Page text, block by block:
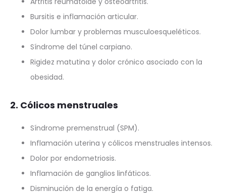
Bursitis e inflamación articular.
Dolor lumbar y problemas musculoesqueléticos.
Síndrome del túnel carpiano.
Rigidez matutina y dolor crónico asociado con la
obesidad.
2. Cólicos menstruales
Síndrome premenstrual (SPM).
Inflamación uterina y cólicos menstruales intensos.
Dolor por endometriosis.
Inflamación de ganglios linfáticos.
Disminución de la energía o fatiga.